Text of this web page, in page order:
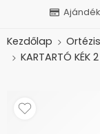
Kezdőlap
KARTARTÓ KÉK